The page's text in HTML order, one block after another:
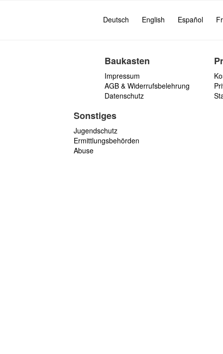
Deutsch English Español
Baukasten
Impressum
AGB & Widerrufsbelehrung
Datenschutz
Sonstiges
Jugendschutz
Ermittlungsbehörden
Abuse